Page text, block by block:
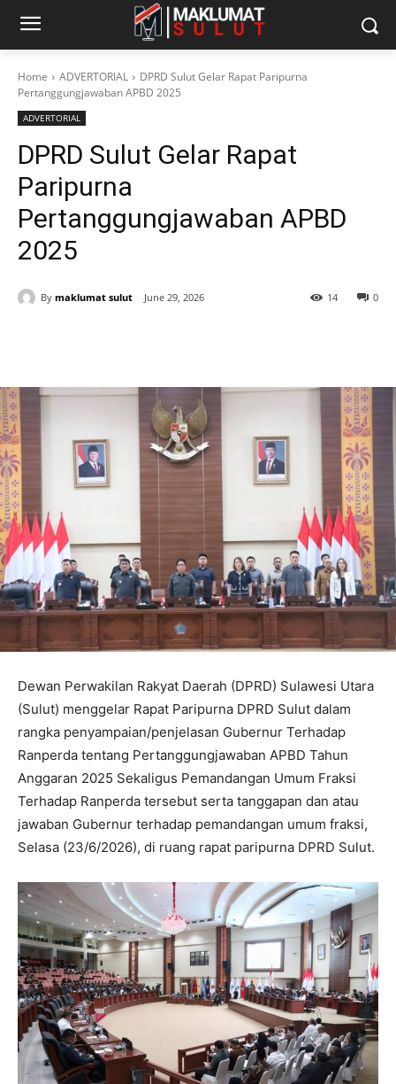
Home ADVERTORIAL
DPRD Sulut Gelar Rapat Paripurna
Pertanggungjawaban APBD 2025
ADVERTORIAL
DPRD Sulut Gelar Rapat
Paripurna
Pertanggungjawaban APBD
2025
By maklumat sulut June 29, 2026 0
14
Dewan Perwakilan Rakyat Daerah (DPRD) Sulawesi Utara
(Sulut) menggelar Rapat Paripurna DPRD Sulut dalam
rangka penyampaian/penjelasan Gubernur Terhadap
Ranperda tentang Pertanggungjawaban APBD Tahun
Anggaran 2025 Sekaligus Pemandangan Umum Fraksi
Terhadap Ranperda tersebut serta tanggapan dan atau
jawaban Gubernur terhadap pemandangan umum fraksi,
Selasa (23/6/2026), di ruang rapat paripurna DPRD Sulut.